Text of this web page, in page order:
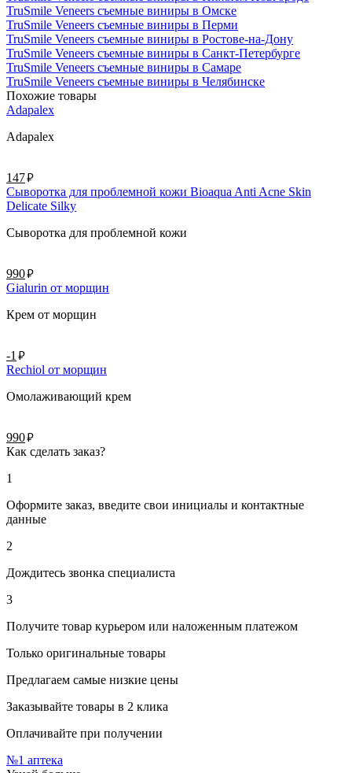
TruSmile Veneers съемные виниры в Омске
TruSmile Veneers съемные виниры в Перми
TruSmile Veneers съемные виниры в Ростове-на-Дону
TruSmile Veneers съемные виниры в Санкт-Петербурге
TruSmile Veneers съемные виниры в Самаре
TruSmile Veneers съемные виниры в Челябинске
Похожие товары
Adapalex
Adapalex
147руб.
Сыворотка для проблемной кожи Bioaqua Anti Acne Skin
Delicate Silky
Сыворотка для проблемной кожи
990руб.
Gialurin от морщин
Крем от морщин
-1 руб.
Rechiol от морщин
Омолаживающий крем
990руб.
Как сделать заказ?
1
Оформите заказ, введите свои инициалы и контактные
данные
2
Дождитесь звонка специалиста
3
Получите товар курьером или наложенным платежом
Только оригинальные товары
Предлагаем самые низкие цены
Заказывайте товары в 2 клика
Оплачивайте при получении
№1 аптека